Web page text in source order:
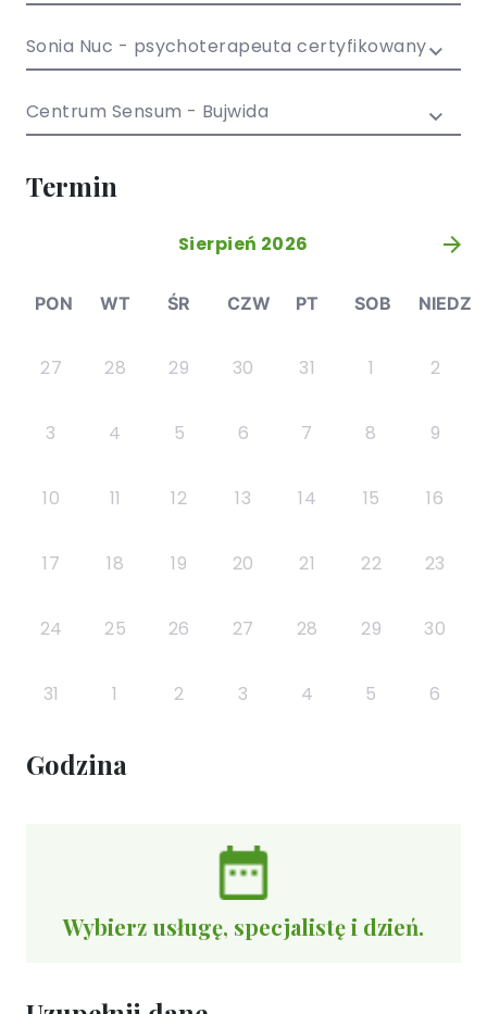
dla dzieci i
młodzieży
Sonia Nuc - psychoterapeuta certyfikowany
Centrum Sensum - Bujwida
Termin
Sierpień 2026 »
PON WT ŚR CZW PT SOB NIEDZ
27 28 29 30 31 1 2
3 4 5 6 7 8 9
10 11 12 13 14 15 16
17 18 19 20 21 22 23
24 25 26 27 28 29 30
31 1 2 3 4 5 6
Godzina
Wybierz usługę, specjalistę i dzień.